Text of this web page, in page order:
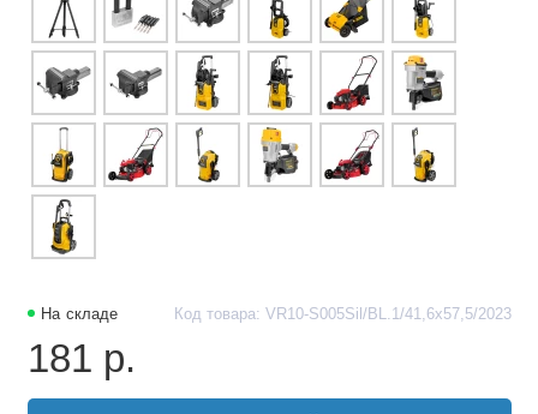
На складе Код товара: VR10-S005Sil/BL.1/41,6х57,5/2023
181 р.